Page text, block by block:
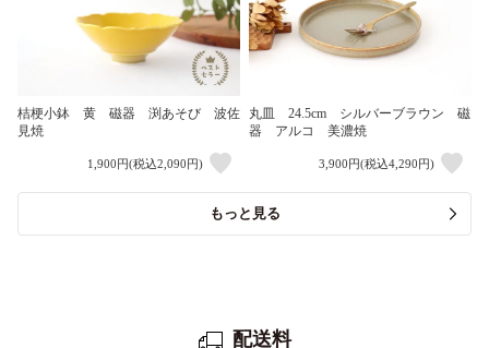
桔梗小鉢 黄 磁器 渕あそび 波佐
見焼
1,900円(税込2,090円)
丸皿 24.5cm シルバーブラウン 磁
器 アルコ 美濃焼
3,900円(税込4,290円)
もっと見る
配送料